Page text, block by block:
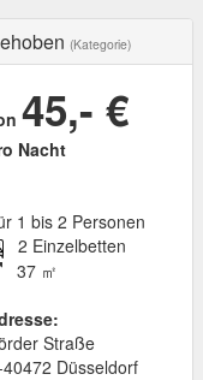
(Kategorie)
45,- €
Nacht
1 bis 2 Personen
2 Einzelbetten
37 ㎡
Straße
40472 Düsseldorf